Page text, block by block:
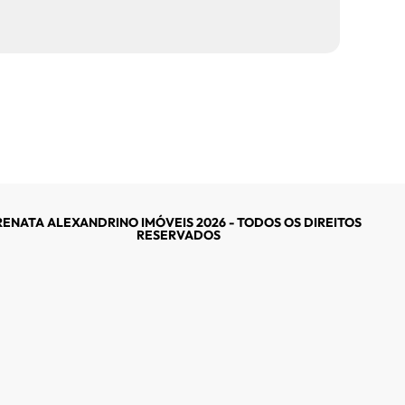
ALEXANDRINO IMÓVEIS 2026 - TODOS OS DIREITOS
RESERVADOS